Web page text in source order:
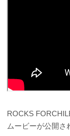
ROCKS
ムービーが公開さ